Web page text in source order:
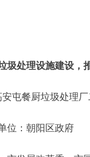
圾处理设施建设，
餐厨垃圾处理厂
：朝阳区政府